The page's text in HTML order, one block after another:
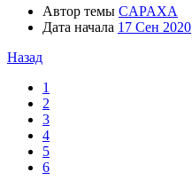
Автор темы CAPAXA
Дата начала 17 Сен 2020
Назад
1
2
3
4
5
6